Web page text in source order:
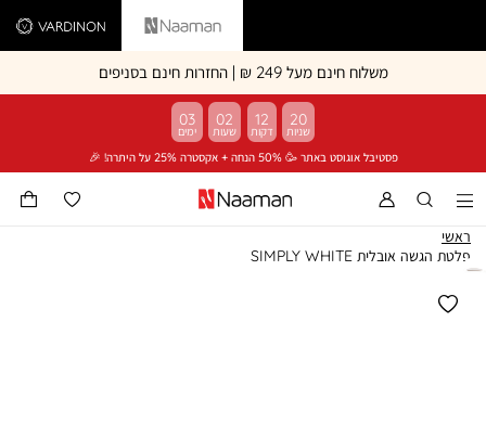
Vardinon Naaman
משלוח חינם מעל 249 ₪ | החזרות חינם בסניפים
פסטיבל אוגוסט באתר 🥳 50% הנחה + אקסטרה 25% על היתרה! 🎉
03 02 12 19
ראשי
פלטת הגשה אובלית SIMPLY WHITE